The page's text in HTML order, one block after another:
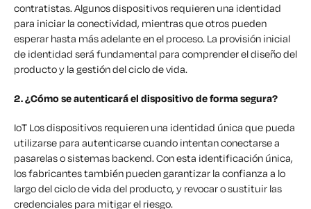
contratistas. Algunos dispositivos requieren una identidad
para iniciar la conectividad, mientras que otros pueden
esperar hasta más adelante en el proceso. La provisión inicial
de identidad será fundamental para comprender el diseño del
producto y la gestión del ciclo de vida.
2. ¿Cómo se autenticará el dispositivo de forma segura?
IoT Los dispositivos requieren una identidad única que pueda
utilizarse para autenticarse cuando intentan conectarse a
pasarelas o sistemas backend. Con esta identificación única,
los fabricantes también pueden garantizar la confianza a lo
largo del ciclo de vida del producto, y revocar o sustituir las
credenciales para mitigar el riesgo.